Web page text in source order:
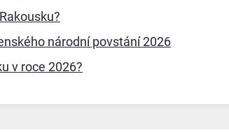
národní povstání 2026
v roce 2026?